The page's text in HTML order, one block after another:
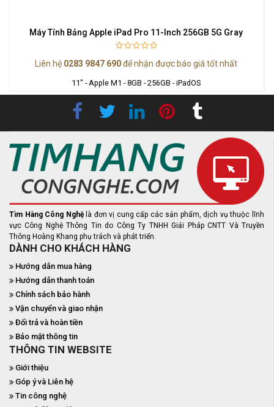
Máy Tính Bảng Apple iPad Pro 11-Inch 256GB 5G Gray
Liên hệ 0283 9847 690để nhận được báo giá tốt nhất
11" - Apple M1 - 8GB - 256GB - iPadOS
Tìm Hàng Công Nghệ là đơn vị cung cấp các sản phẩm, dịch vụ thuộc lĩnh
vực Công Nghệ Thông Tin do Công Ty TNHH Giải Pháp CNTT Và Truyền
Thông Hoàng Khang phụ trách và phát triển.
DÀNH CHO KHÁCH HÀNG
Hướng dẫn mua hàng
Hướng dẫn thanh toán
Chính sách bảo hành
Vận chuyển và giao nhận
Đổi trả và hoàn tiền
Bảo mật thông tin
THÔNG TIN WEBSITE
Giới thiệu
Góp ý và Liên hệ
Tin công nghệ